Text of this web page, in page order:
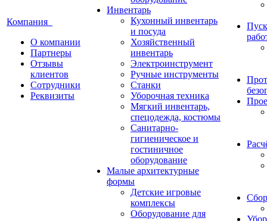
Компания
О компании
Партнеры
Отзывы
клиентов
Сотрудники
Реквизиты
Инвентарь
Кухонный инвентарь
и посуда
Хозяйственный
инвентарь
Электроинструмент
Ручные инструменты
Станки
Уборочная техника
Мягкий инвентарь,
спецодежда, костюмы
Санитарно-
гигиеническое и
гостиничное
оборудование
Малые архитектурные
формы
Детские игровые
комплексы
Оборудование для